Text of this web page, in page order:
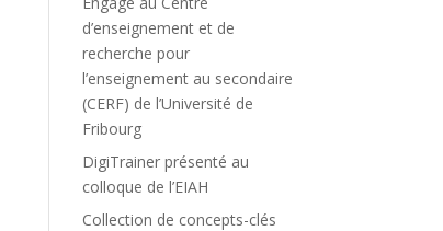
d’enseignement et de
recherche pour
l’enseignement au secondaire
(CERF) de l’Université de
Fribourg
DigiTrainer présenté au
colloque de l’EIAH
Collection de concepts-clés